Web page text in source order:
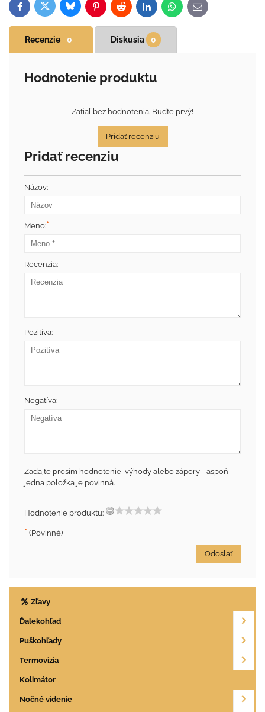
FacebookTwitterBlueskyPinterestReddit LinkedInWhatsApp
E-
mail
Recenzie 0 Diskusia 0
Hodnotenie produktu
Zatiaľ bez hodnotenia. Buďte prvý!
Pridať recenziu
Pridať recenziu
Názov:
Meno:*
Recenzia:
Pozitíva:
Negatíva:
Zadajte prosím hodnotenie, výhody alebo zápory - aspoň
jedna položka je povinná.
Hodnotenie produktu:
* (Povinné)
Odoslať
Zľavy
Ďalekohľad
Puškohľady
Termovizia
Kolimátor
Nočné videnie